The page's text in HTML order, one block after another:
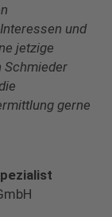
und
jetzige
Schmieder
gerne